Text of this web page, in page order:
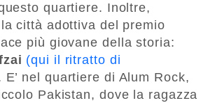
quartiere. Inoltre,
città adottiva del premio
più giovane della storia:
(qui il ritratto di
E’ nel quartiere di Alum Rock,
Pakistan, dove la ragazza